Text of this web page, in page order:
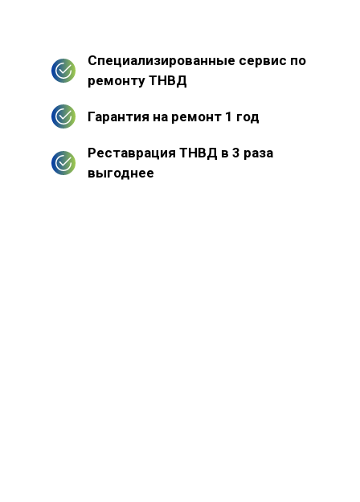
Специализированные сервис по
ремонту ТНВД
Гарантия на ремонт 1 год
Реставрация ТНВД в 3 раза
выгоднее